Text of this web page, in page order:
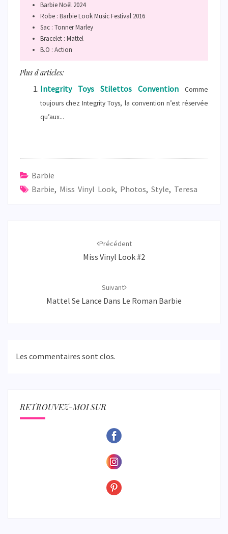
Barbie Noël 2024
Robe : Barbie Look Music Festival 2016
Sac : Tonner Marley
Bracelet : Mattel
B.O : Action
Plus d'articles:
Integrity Toys Stilettos Convention
Comme
toujours chez Integrity Toys, la convention n’est réservée
qu’aux...
Barbie
Barbie, Miss Vinyl Look, Photos, Style, Teresa
Précédent
Miss Vinyl Look #2
Suivant
Mattel Se Lance Dans Le Roman Barbie
Les commentaires sont clos.
RETROUVEZ-MOI SUR